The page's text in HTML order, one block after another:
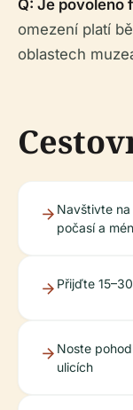
Q: Je povoleno
omezení platí
oblastech
Navštivte
počasí a
Přijďte
Noste
ulicích